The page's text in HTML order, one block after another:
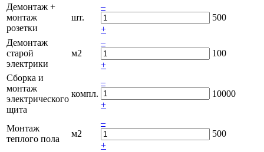
Демонтаж +
монтаж
розетки
шт.
–
+
500
Демонтаж
старой
электрики
м2
–
+
100
Сборка и
монтаж
электрического
щита
компл.
–
+
10000
Монтаж
теплого пола
м2
–
+
500